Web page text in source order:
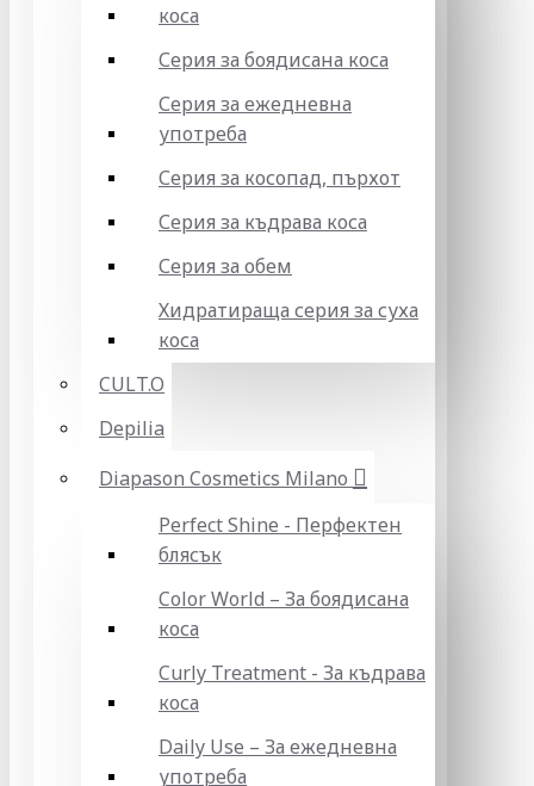
коса
Серия за боядисана коса
Серия за ежедневна
употреба
Серия за косопад, пърхот
Серия за къдрава коса
Серия за обем
Хидратираща серия за суха
коса
CULT.O
Depilia
Diapason Cosmetics Milano
Perfect Shine - Перфектен
блясък
Color World – За боядисана
коса
Curly Treatment - За къдрава
коса
Daily Use – За ежедневна
употреба